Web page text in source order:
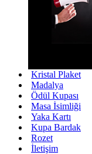
Kristal Plaket
Madalya
Ödül Kupası
Masa İsimliği
Yaka Kartı
Kupa Bardak
Rozet
İletişim